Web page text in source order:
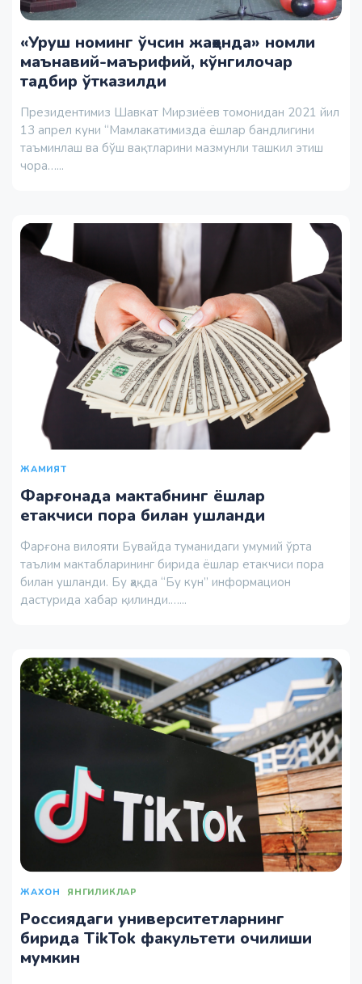
«Уруш номинг ўчсин жаҳонда» номли
маънавий-маърифий, кўнгилочар
тадбир ўтказилди
Президентимиз Шавкат Мирзиёев томонидан 2021 йил
13 апрел куни “Мамлакатимизда ёшлар бандлигини
таъминлаш ва бўш вақтларини мазмунли ташкил этиш
чора…...
ЖАМИЯТ
Фарғонада мактабнинг ёшлар
етакчиси пора билан ушланди
Фарғона вилояти Бувайда туманидаги умумий ўрта
таълим мактабларининг бирида ёшлар етакчиси пора
билан ушланди. Бу ҳақда “Бу кун” информацион
дастурида хабар қилинди.…...
ЖАХОН ЯНГИЛИКЛАР
Россиядаги университетларнинг
бирида TikTok факультети очилиши
мумкин